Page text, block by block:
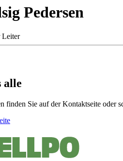
Pedersen
Leiter
alle
finden Sie auf der Kontaktseite oder